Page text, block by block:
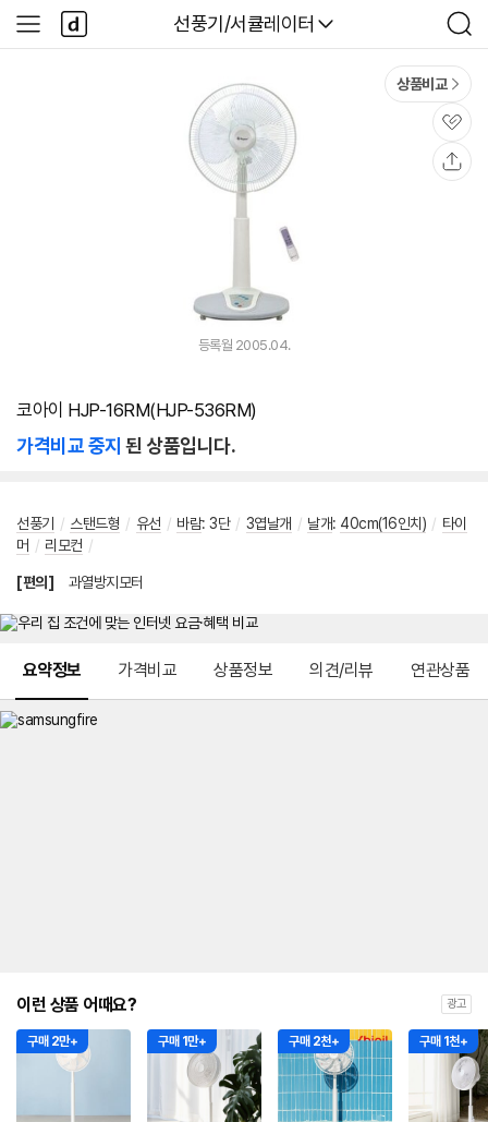
다나와
선풍기/서큘레이터
검
색
사
이
다
나
와
상품비교
관
심
등록월 2005.04.
코아이 HJP-16RM(HJP-536RM)
가격비교 중지 된 상품입니다.
선풍기 / 스탠드형 / 유선 / 바람: 3단 / 3엽날개 / 날개: 40cm(16인치) / 타이
머 / 리모컨 /
[편의] 과열방지모터
요약정보 가격비교 상품정보 의견/리뷰 연관상품
이런 상품 어때요? 광고
구매 2만+ 구매 1만+ 구매 2천+ 구매 1천+